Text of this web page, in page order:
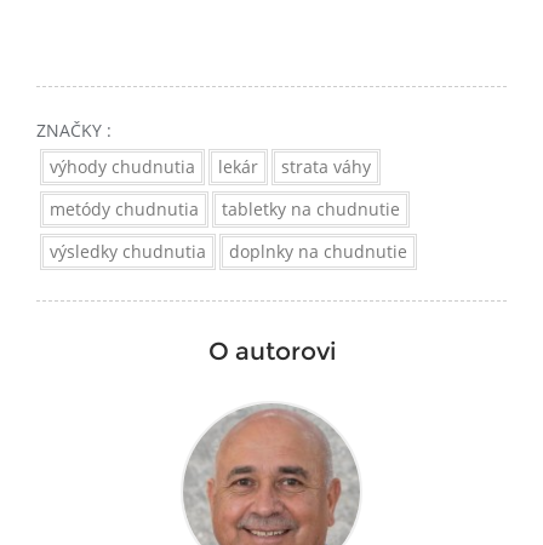
ZNAČKY :
výhody chudnutia
lekár
strata váhy
metódy chudnutia
tabletky na chudnutie
výsledky chudnutia
doplnky na chudnutie
O autorovi